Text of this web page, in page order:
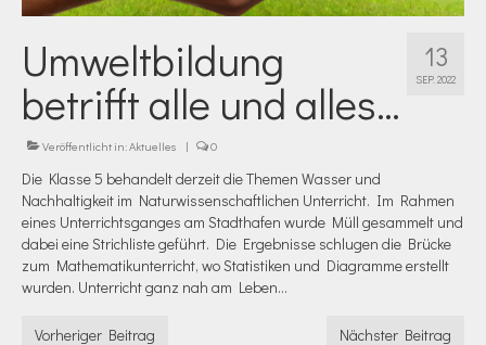
13
SEP. 2022
Umweltbildung
betrifft alle und alles…
Veröffentlicht in:Aktuelles | 0
Die Klasse 5 behandelt derzeit die Themen Wasser und
Nachhaltigkeit im Naturwissenschaftlichen Unterricht. Im Rahmen
eines Unterrichtsganges am Stadthafen wurde Müll gesammelt und
dabei eine Strichliste geführt. Die Ergebnisse schlugen die Brücke
zum Mathematikunterricht, wo Statistiken und Diagramme erstellt
wurden. Unterricht ganz nah am Leben…
Vorheriger Beitrag Nächster Beitrag